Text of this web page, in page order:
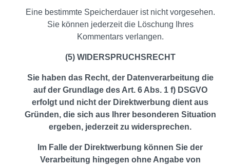
Eine bestimmte Speicherdauer ist nicht vorgesehen.
Sie können jederzeit die Löschung Ihres
Kommentars verlangen.
(5) WIDERSPRUCHSRECHT
Sie haben das Recht, der Datenverarbeitung die
auf der Grundlage des Art. 6 Abs. 1 f) DSGVO
erfolgt und nicht der Direktwerbung dient aus
Gründen, die sich aus Ihrer besonderen Situation
ergeben, jederzeit zu widersprechen.
Im Falle der Direktwerbung können Sie der
Verarbeitung hingegen ohne Angabe von